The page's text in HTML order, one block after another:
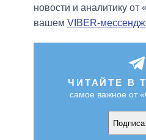
новости и аналитику от
вашем VIBER-
ЧИТАЙТЕ В
самое важное от